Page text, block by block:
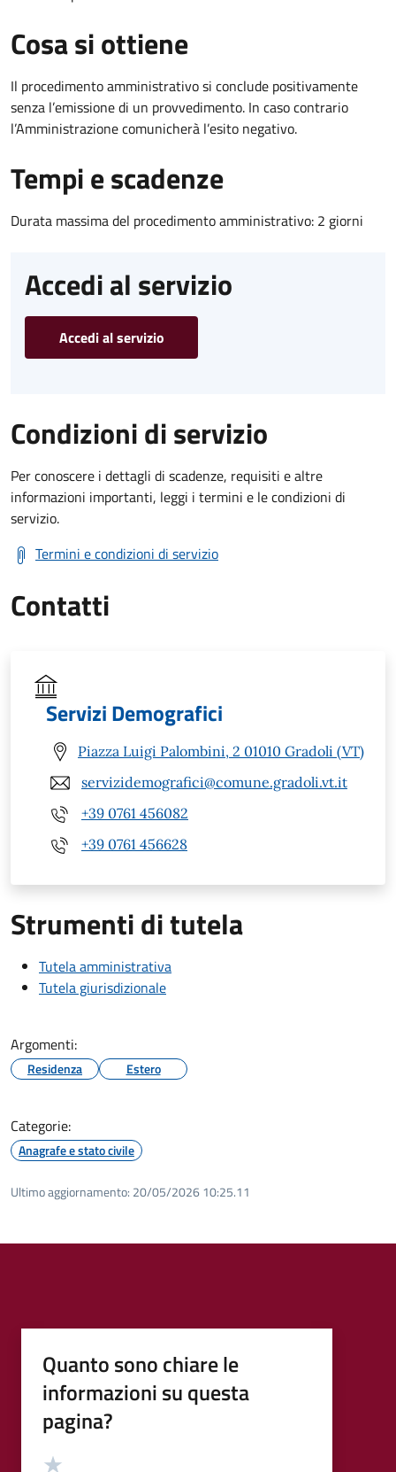
Cosa si ottiene
Il procedimento amministrativo si conclude positivamente
senza l’emissione di un provvedimento. In caso contrario
l’Amministrazione comunicherà l’esito negativo.
Tempi e scadenze
Durata massima del procedimento amministrativo: 2 giorni
Accedi al servizio
Accedi al servizio
Condizioni di servizio
Per conoscere i dettagli di scadenze, requisiti e altre
informazioni importanti, leggi i termini e le condizioni di
servizio.
Termini e condizioni di servizio
Contatti
Servizi Demografici
Piazza Luigi Palombini, 2 01010 Gradoli (VT)
servizidemografici@comune.gradoli.vt.it
+39 0761 456082
+39 0761 456628
Strumenti di tutela
Tutela amministrativa
Tutela giurisdizionale
Argomenti:
Residenza Estero
Categorie:
Anagrafe e stato civile
Ultimo aggiornamento: 20/05/2026 10:25.11
Quanto sono chiare le
informazioni su questa
pagina?
Valutazione